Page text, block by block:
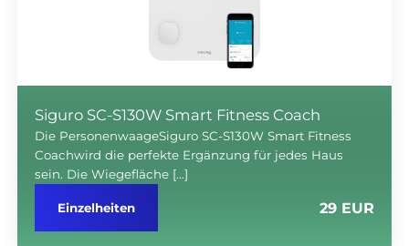
Siguro SC-S130W Smart Fitness Coach
Die PersonenwaageSiguro SC-S130W Smart Fitness
Coachwird die perfekte Ergänzung für jedes Haus
sein. Die Wiegefläche […]
Einzelheiten 29 EUR